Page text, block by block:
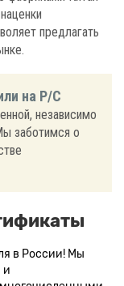
предлагать
на Р/С
независимо
заботимся о
в России! Мы
и